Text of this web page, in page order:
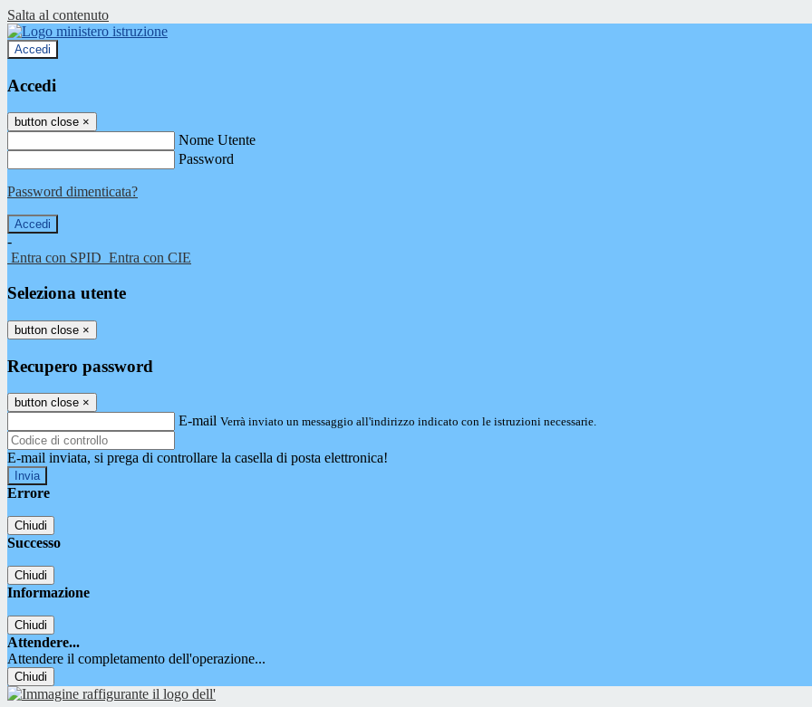
Salta al contenuto
Accedi
Accedi
button close ×
Nome Utente
Password
Password dimenticata?
-
Entra con SPID Entra con CIE
Seleziona utente
button close ×
Recupero password
button close ×
E-mail Verrà inviato un messaggio all'indirizzo indicato con le istruzioni necessarie.
E-mail inviata, si prega di controllare la casella di posta elettronica!
Errore
Chiudi
Successo
Chiudi
Informazione
Chiudi
Attendere...
Attendere il completamento dell'operazione...
Chiudi